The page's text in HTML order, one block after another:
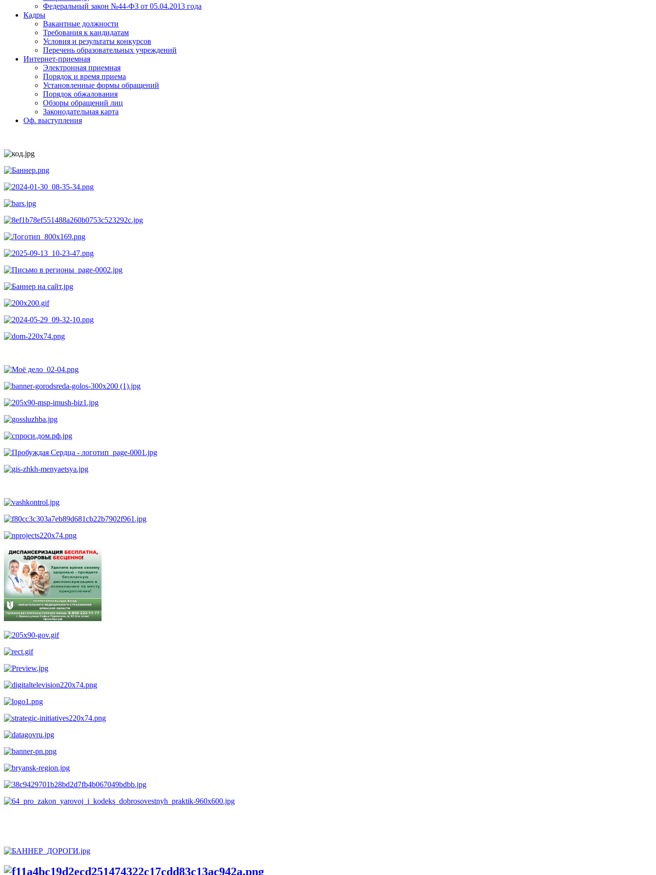
Федеральный закон №44-ФЗ от 05.04.2013 года
Кадры
Вакантные должности
Требования к кандидатам
Условия и результаты конкурсов
Перечень образовательных учреждений
Интернет-приемная
Электронная приемная
Порядок и время приема
Установленные формы обращений
Порядок обжалования
Обзоры обращений лиц
Законодательная карта
Оф. выступления